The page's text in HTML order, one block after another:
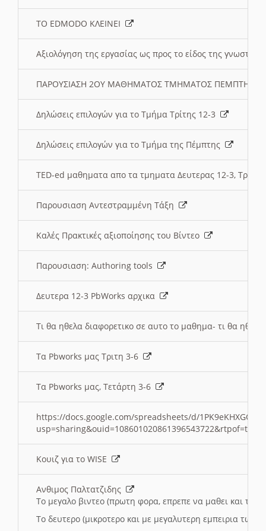
ΤΟ EDMODO ΚΛΕΙΝΕΙ
Αξιολόγηση της εργασίας ως προς το είδος της
ΠΑΡΟΥΣΙΑΣΗ 2ΟΥ ΜΑΘΗΜΑΤΟΣ ΤΜΗΜΑΤΟΣ
Δηλώσεις επιλογών για το Τμήμα Τρίτης 12-3
Δηλώσεις επιλογών για το Τμήμα της Πέμπτης
TED-ed μαθηματα απο τα τμηματα Δευτερας 12-3,
Παρουσιαση Αντεστραμμένη Τάξη
Καλές Πρακτικές αξιοποίησης του Βίντεο
Παρουσιαση: Authoring tools
Δευτερα 12-3 PbWorks αρχικα
Τι θα ηθελα διαφορετικο σε αυτο το μαθημα- τι θα
Τα Pbworks μας Τριτη 3-6
Τα Pbworks μας, Τετάρτη 3-6
https://docs.google.com/spreadsheets/d/
Κουιζ για το WISE
Ανθιμος Παλτατζιδης
Το μεγαλο βιντεο (πρωτη φορα, επρεπε να μαθει και το
Το δευτερο (μικροτερο και με μεγαλυτερη εμπειρια